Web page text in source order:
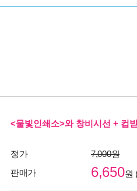
<물빛인쇄소>와 창비시선 + 컵
정가
7,000원
판매가
6,650원